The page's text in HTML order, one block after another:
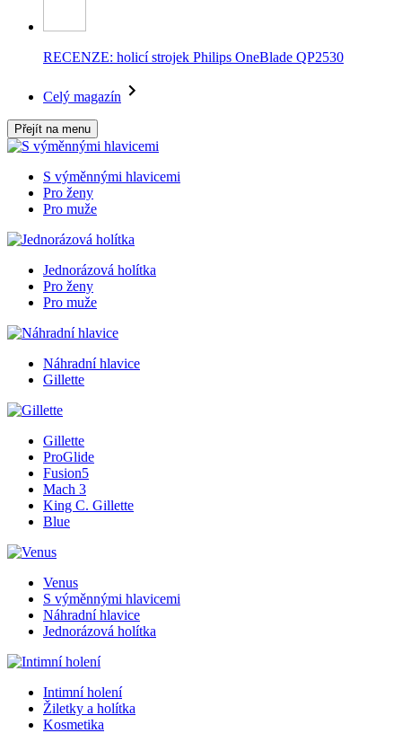
RECENZE: holicí strojek Philips OneBlade QP2530
Celý magazín
Přejít na menu
S výměnnými hlavicemi
Pro ženy
Pro muže
Jednorázová holítka
Pro ženy
Pro muže
Náhradní hlavice
Gillette
Gillette
ProGlide
Fusion5
Mach 3
King C. Gillette
Blue
Venus
S výměnnými hlavicemi
Náhradní hlavice
Jednorázová holítka
Intimní holení
Žiletky a holítka
Kosmetika